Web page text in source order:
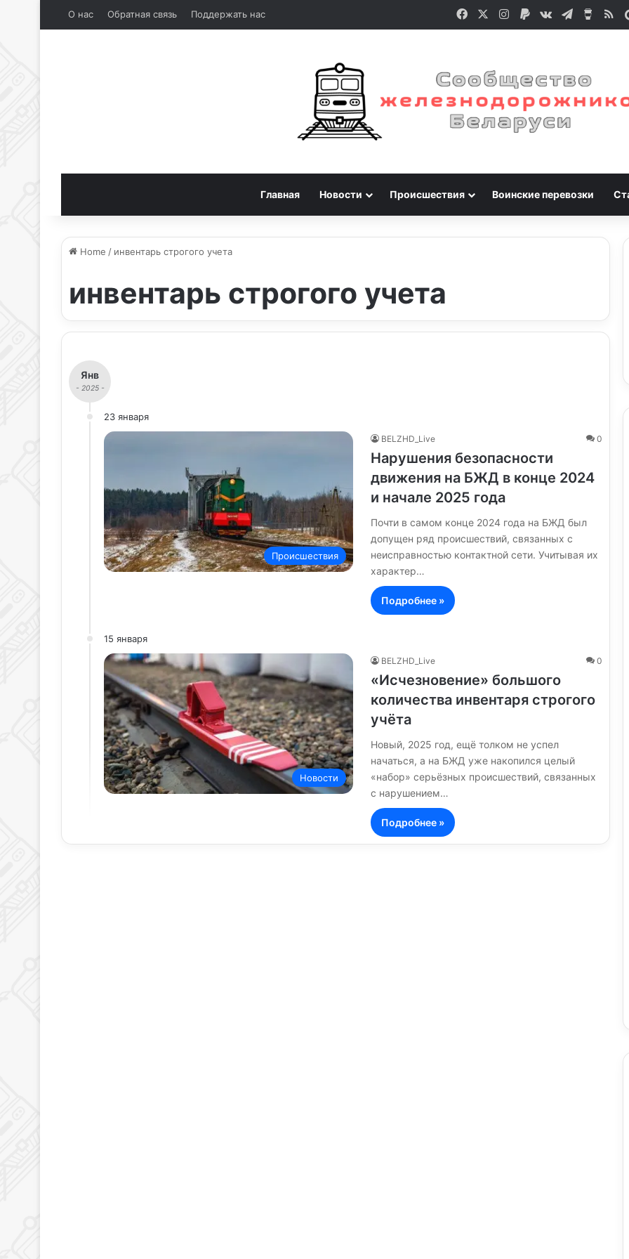
О нас Обратная связь Поддержать нас FacebookInstagram
Paypalvk.com
Telegram
Buy
Главная Новости Происшествия Воинские перевозки
Home / инвентарь строгого учета
инвентарь строгого учета
Янв
- 2025 -
23 января
Происшествия
BELZHD_Live 0
Нарушения безопасности
движения на БЖД в конце 2024
и начале 2025 года
Почти в самом конце 2024 года на БЖД был
допущен ряд происшествий, связанных с
неисправностью контактной сети. Учитывая их
характер…
Подробнее »
15 января
Новости
BELZHD_Live 0
«Исчезновение» большого
количества инвентаря строгого
учёта
Новый, 2025 год, ещё толком не успел
начаться, а на БЖД уже накопился целый
«набор» серьёзных происшествий, связанных
с нарушением…
Подробнее »